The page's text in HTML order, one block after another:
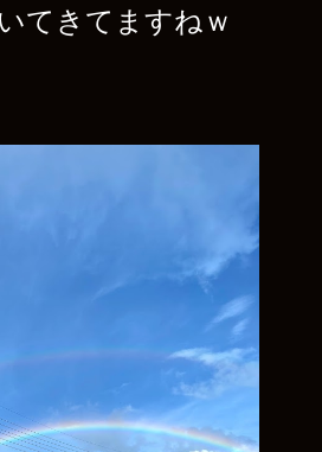
てきてますねｗ